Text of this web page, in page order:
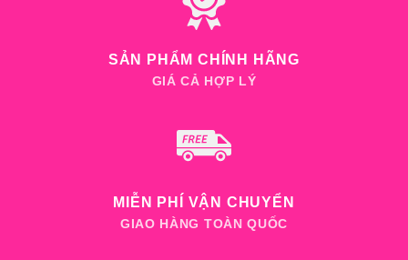
SẢN PHẨM CHÍNH HÃNG
GIÁ CẢ HỢP LÝ
MIỄN PHÍ VẬN CHUYỂN
GIAO HÀNG TOÀN QUỐC